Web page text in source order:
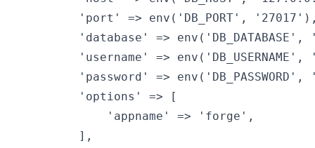
'port' => env('DB_PORT',
'database' => env('DB_DATABASE',
'username' => env('DB_USERNAME',
'password' => env('DB_PASSWORD',
        'options' => [
            'appname' => 'forge',
        ],